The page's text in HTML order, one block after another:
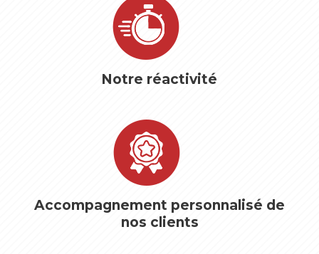
Notre réactivité
Accompagnement personnalisé de
nos clients